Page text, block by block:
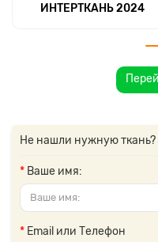
ИНТЕРТКАНЬ 2024
Не нашли нужную ткань?
Ваше имя:
Email или Телефон